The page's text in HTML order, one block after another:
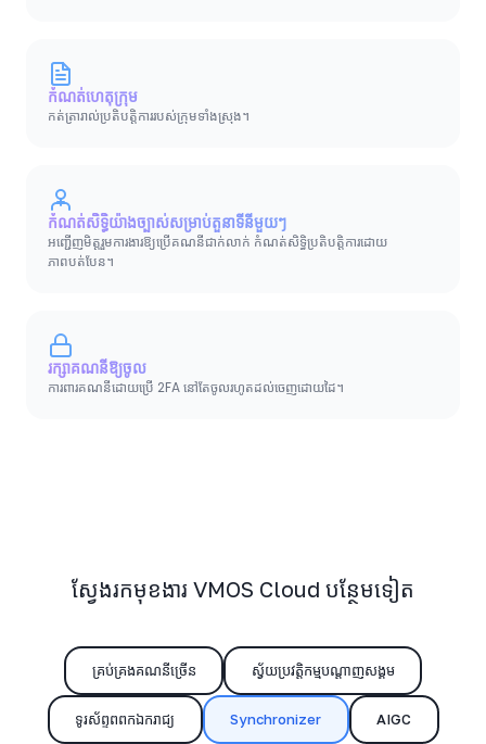
កំណត់ហេតុក្រុម
កត់ត្រារាល់ប្រតិបត្តិការរបស់ក្រុមទាំងស្រុង។
កំណត់សិទ្ធិយ៉ាងច្បាស់សម្រាប់តួនាទីនីមួយៗ
អញ្ជើញមិត្តរួមការងារឱ្យប្រើគណនីជាក់លាក់ កំណត់សិទ្ធិប្រតិបត្តិការដោយ
ភាពបត់បែន។
រក្សាគណនីឱ្យចូល
ការពារគណនីដោយប្រើ 2FA នៅតែចូលរហូតដល់ចេញដោយដៃ។
ស្វែងរកមុខងារ VMOS Cloud បន្ថែមទៀត
គ្រប់គ្រងគណនីច្រើន ស្វ័យប្រវត្តិកម្មបណ្តាញសង្គម
ទូរស័ព្ទពពកឯករាជ្យ Synchronizer AIGC